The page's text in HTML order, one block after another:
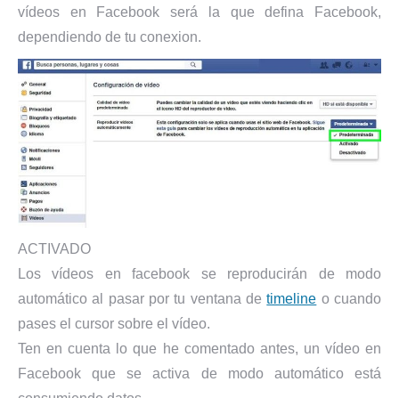
vídeos en Facebook será la que defina Facebook,
dependiendo de tu conexion.
ACTIVADO
Los vídeos en facebook se reproducirán de modo
automático al pasar por tu ventana detimeline o cuando
pases el cursor sobre el vídeo.
Ten en cuenta lo que he comentado antes, un vídeo en
Facebook que se activa de modo automático está